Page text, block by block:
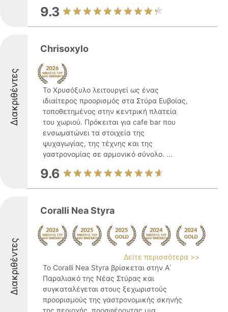
9.3
Διακριθέντες
Chrisoxylo
Το Χρυσόξυλο λειτουργεί ως ένας
ιδιαίτερος προορισμός στα Στύρα Ευβοίας,
τοποθετημένος στην κεντρική πλατεία
του χωριού. Πρόκειται για cafe bar που
ενσωματώνει τα στοιχεία της
ψυχαγωγίας, της τέχνης και της
γαστρονομίας σε αρμονικό σύνολο. ...
9.6
Διακριθέντες
Coralli Nea Styra
Δείτε περισσότερα >>
Το Coralli Nea Styra βρίσκεται στην Α΄
Παραλιακό της Νέας Στύρας και
συγκαταλέγεται στους ξεχωριστούς
προορισμούς της γαστρονομικής σκηνής
της περιοχής, προσφέροντας μια